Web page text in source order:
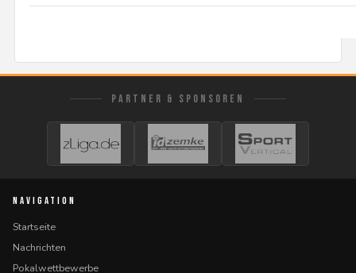
PARTNER & SPONSOREN
NAVIGATION
Startseite
Nachrichten
Pokalwettbewerbe